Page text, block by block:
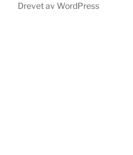
Drevet av WordPress